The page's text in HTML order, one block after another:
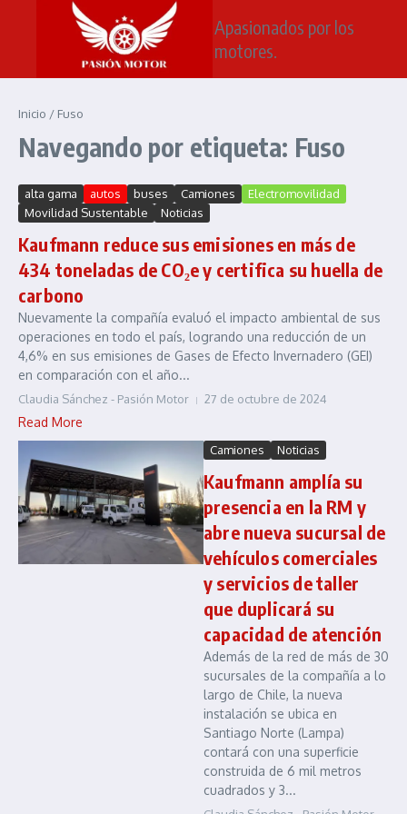
Saltar al contenido
Apasionados por los
motores.
Inicio / Fuso
Navegando por etiqueta: Fuso
alta gama autos buses Camiones
Electromovilidad
Movilidad Sustentable
Noticias
Kaufmann reduce sus emisiones en más de
434 toneladas de CO₂e y certifica su huella de
carbono
Nuevamente la compañía evaluó el impacto ambiental de sus
operaciones en todo el país, logrando una reducción de un
4,6% en sus emisiones de Gases de Efecto Invernadero (GEI)
en comparación con el año...
Claudia Sánchez - Pasión Motor 27 de octubre de 2024
Read More
Camiones Noticias
Kaufmann amplía su
presencia en la RM y
abre nueva sucursal de
vehículos comerciales
y servicios de taller
que duplicará su
capacidad de atención
Además de la red de más de 30
sucursales de la compañía a lo
largo de Chile, la nueva
instalación se ubica en
Santiago Norte (Lampa)
contará con una superficie
construida de 6 mil metros
cuadrados y 3...